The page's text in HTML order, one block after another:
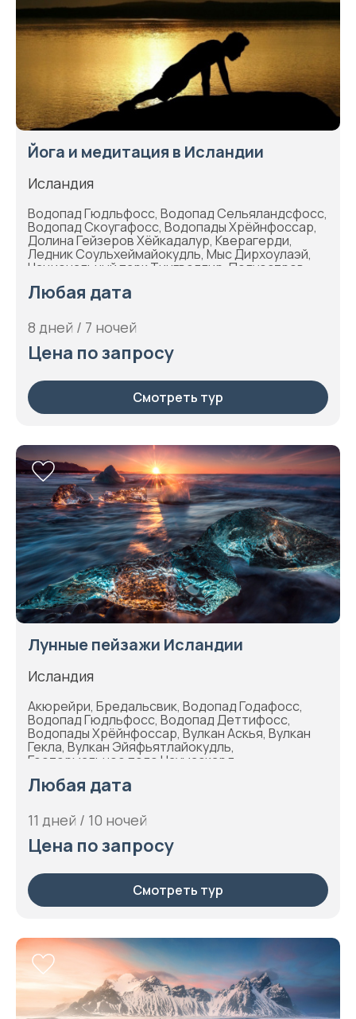
Йога и медитация в Исландии
Исландия
Водопад Гюдльфосс, Водопад Сельяландсфосс,
Водопад Скоугафосс, Водопады Хрёйнфоссар,
Долина Гейзеров Хёйкадалур, Кверагерди,
Ледник Соульхеймайокудль, Мыс Дирхоулаэй,
Национальный парк Тингвеллир, Полуостров
Снайфельснесс, Рейкьявик, Стиккисхоульмур,
Термальное поле Дейльдартунгюквер,
Любая дата
8 дней / 7 ночей
Цена по запросу
Смотреть тур
Лунные пейзажи Исландии
Исландия
Акюрейри, Бредальсвик, Водопад Годафосс,
Водопад Гюдльфосс, Водопад Деттифосс,
Водопады Хрёйнфоссар, Вулкан Аскья, Вулкан
Гекла, Вулкан Эйяфьятлайокудль,
Геотермальное поле Наумаскард,
Грюндафьордур, Долина Гейзеров Хёйкадалур,
Долина Ландманналёйгар, Долина
Киркьюбайярклёйстюр, Лагуна Ёкюльсаурлоун,
Мыс Дирхоулаэй, Национальный парк
Скафтафетль, Национальный парк Тингвеллир,
Озеро Миватн, Полуостров Снайфельснесс,
Аусбирги, Хусавик, Эйриксстадир
Любая дата
11 дней / 10 ночей
Цена по запросу
Смотреть тур